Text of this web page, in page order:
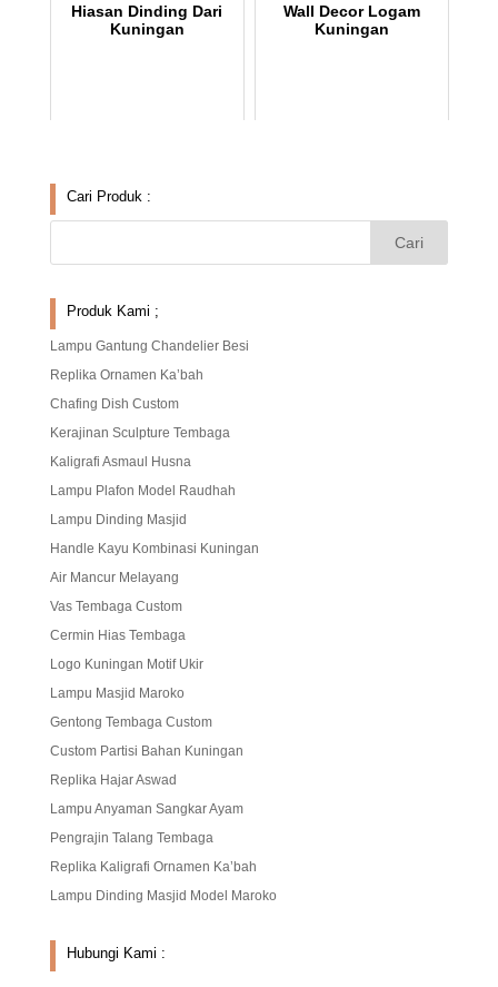
Hiasan Dinding Dari
Kuningan
Wall Decor Logam
Kuningan
Cari Produk :
Produk Kami ;
Lampu Gantung Chandelier Besi
Replika Ornamen Ka’bah
Chafing Dish Custom
Kerajinan Sculpture Tembaga
Kaligrafi Asmaul Husna
Lampu Plafon Model Raudhah
Lampu Dinding Masjid
Handle Kayu Kombinasi Kuningan
Air Mancur Melayang
Vas Tembaga Custom
Cermin Hias Tembaga
Logo Kuningan Motif Ukir
Lampu Masjid Maroko
Gentong Tembaga Custom
Custom Partisi Bahan Kuningan
Replika Hajar Aswad
Lampu Anyaman Sangkar Ayam
Pengrajin Talang Tembaga
Replika Kaligrafi Ornamen Ka’bah
Lampu Dinding Masjid Model Maroko
Hubungi Kami :